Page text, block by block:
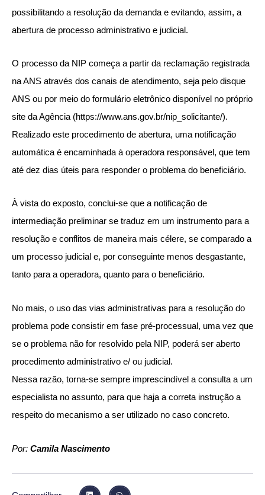
possibilitando a resolução da demanda e evitando, assim, a
abertura de processo administrativo e judicial.
O processo da NIP começa a partir da reclamação registrada
na ANS através dos canais de atendimento, seja pelo disque
ANS ou por meio do formulário eletrônico disponível no próprio
site da Agência (https://www.ans.gov.br/nip_solicitante/).
Realizado este procedimento de abertura, uma notificação
automática é encaminhada à operadora responsável, que tem
até dez dias úteis para responder o problema do beneficiário.
À vista do exposto, conclui-se que a notificação de
intermediação preliminar se traduz em um instrumento para a
resolução e conflitos de maneira mais célere, se comparado a
um processo judicial e, por conseguinte menos desgastante,
tanto para a operadora, quanto para o beneficiário.
No mais, o uso das vias administrativas para a resolução do
problema pode consistir em fase pré-processual, uma vez que
se o problema não for resolvido pela NIP, poderá ser aberto
procedimento administrativo e/ ou judicial.
Nessa razão, torna-se sempre imprescindível a consulta a um
especialista no assunto, para que haja a correta instrução a
respeito do mecanismo a ser utilizado no caso concreto.
Por: Camila Nascimento